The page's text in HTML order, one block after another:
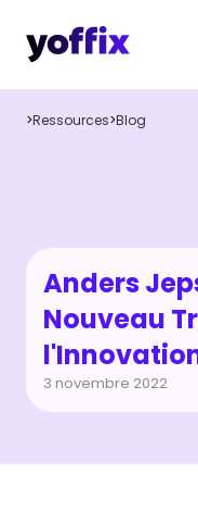
>Ressources>Blog
Anders
Nouveau
3 novembre 2022